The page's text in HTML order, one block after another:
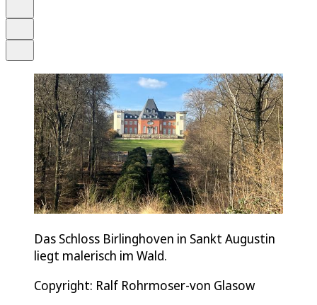
Das Schloss Birlinghoven in Sankt Augustin
liegt malerisch im Wald.
Copyright: Ralf Rohrmoser-von Glasow